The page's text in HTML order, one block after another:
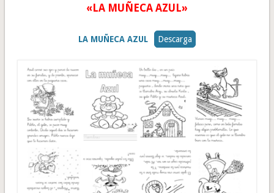
«LA MUÑECA AZUL»
LA MUÑECA AZUL Descarga